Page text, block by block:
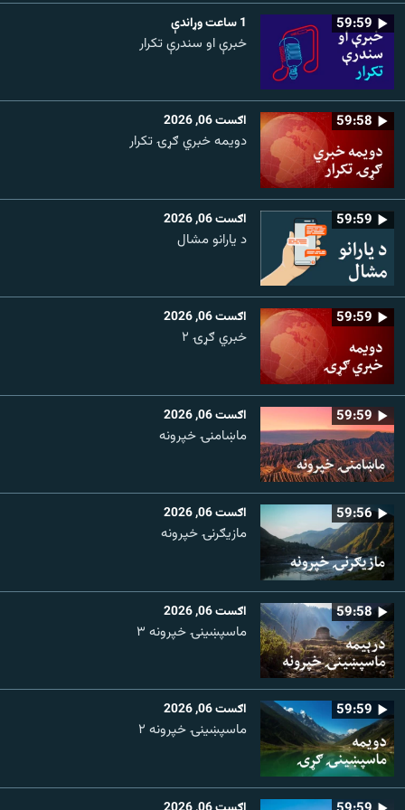
59:59 1 ساعت وړاندې
خبرې او سندرې تکرار
59:58 اګست 06, 2026
دویمه خبري ګړۍ تکرار
59:59 اګست 06, 2026
د یارانو مشال
59:59 اګست 06, 2026
خبري ګړۍ ۲
59:59 اګست 06, 2026
ماښامنۍ خپرونه
59:56 اګست 06, 2026
مازیګرنۍ خپرونه
59:58 اګست 06, 2026
ماسپښینۍ خپرونه ۳
59:59 اګست 06, 2026
ماسپښينۍ خپرونه ۲